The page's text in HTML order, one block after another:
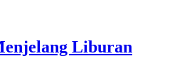
Liburan